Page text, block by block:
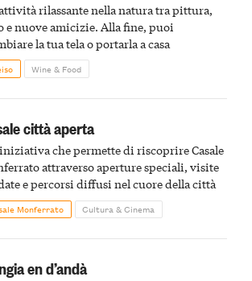
rilassante nella natura tra pittura,
e nuove amicizie. Alla fine, puoi
la tua tela o portarla a casa
Wine & Food
città aperta
che permette di riscoprire Casale
attraverso aperture speciali, visite
e percorsi diffusi nel cuore della città
Monferrato Cultura & Cinema
en d’andà